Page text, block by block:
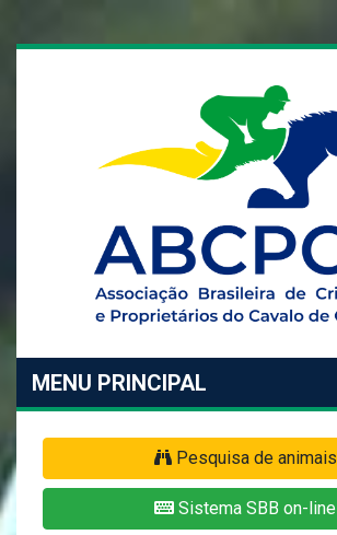
MENU PRINCIPAL
Pesquisa de animais
Sistema SBB on-line